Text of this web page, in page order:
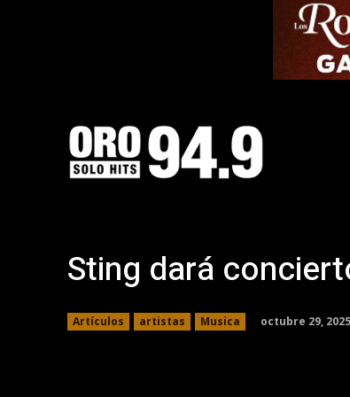
Sting dará
Artículos artistas Musica octubre 29, 2025